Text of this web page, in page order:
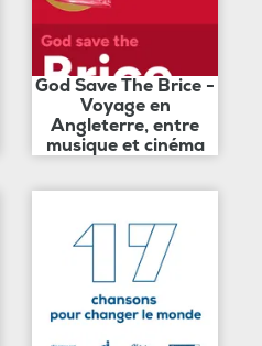
God Save The Brice -
Voyage en
Angleterre, entre
musique et cinéma